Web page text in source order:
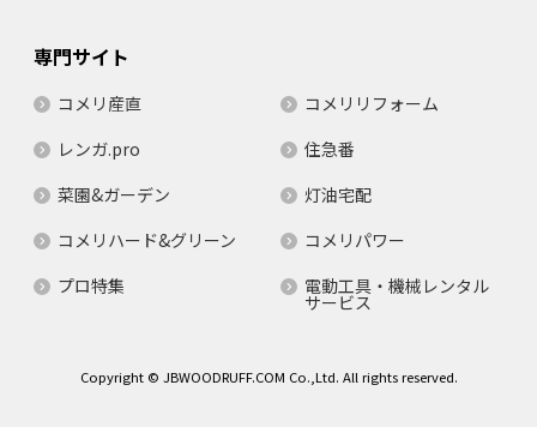
専門サイト
コメリ産直
コメリリフォーム
レンガ.pro
住急番
菜園&ガーデン
灯油宅配
コメリハード&グリーン
コメリパワー
プロ特集
電動工具・機械レンタル
サービス
Copyright © JBWOODRUFF.COM Co.,Ltd. All rights reserved.